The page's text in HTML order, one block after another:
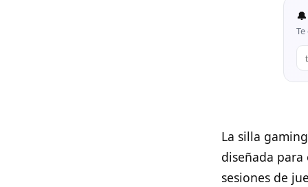
La silla
diseñada
sesiones de